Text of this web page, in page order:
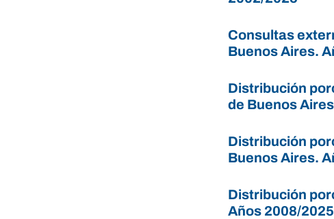
Consultas
Buenos Aires.
Distribución
de Buenos
Distribución
Buenos Aires.
Distribución
Años 2008/2025